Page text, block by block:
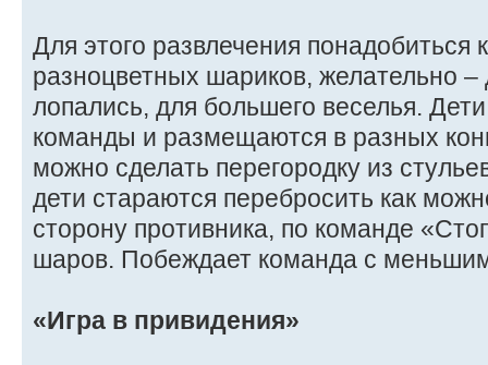
Для этого развлечения понадобиться
разноцветных шариков, желательно
лопались, для большего веселья.
команды и размещаются в разных
можно сделать перегородку из
дети стараются перебросить как
сторону противника, по команде
шаров. Побеждает команда с
«Игра в привидения»